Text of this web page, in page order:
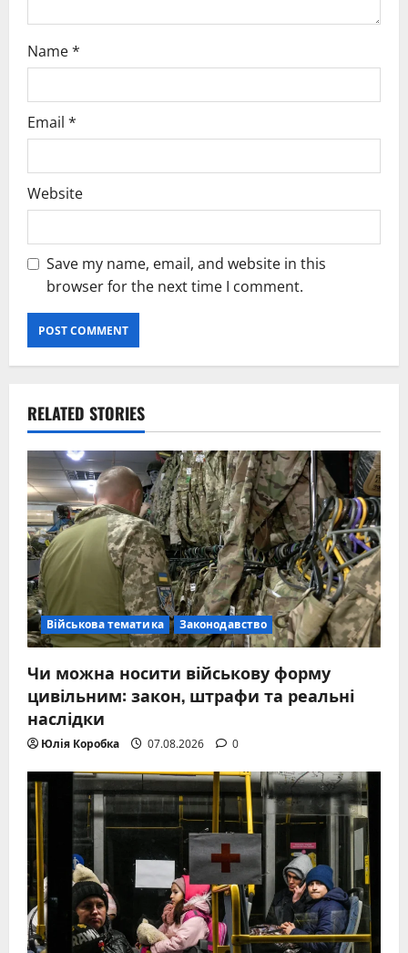
Name*
Email *
Website
Save my name, email, and website in this
browser for the next time I comment.
RELATED STORIES
Військова тематика Законодавство
Чи можна носити військову форму
цивільним: закон, штрафи та реальні
наслідки
Юлія Коробка 07.08.2026 0